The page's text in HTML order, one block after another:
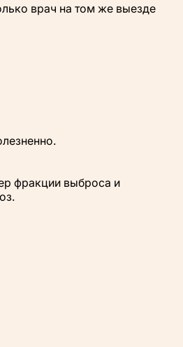
врач на том же выезде
фракции выброса и